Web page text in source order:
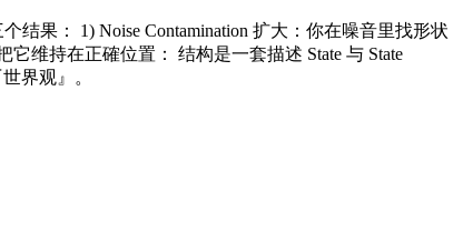
果： 1) Noise Contamination 扩大：你在噪音里找形状
维持在正確位置： 结构是一套描述 State 与 State
界观』。